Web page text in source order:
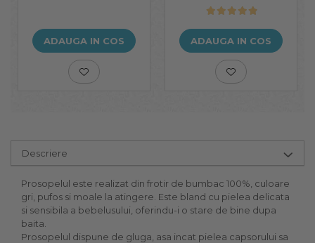
ADAUGA IN COS ADAUGA IN COS
Descriere
Prosopelul este realizat din frotir de bumbac 100%, culoare
gri, pufos si moale la atingere. Este bland cu pielea delicata
si sensibila a bebelusului, oferindu-i o stare de bine dupa
baita.
Prosopelul dispune de gluga, asa incat pielea capsorului sa